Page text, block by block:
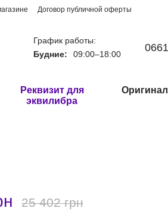
Договор публичной оферты
График работы:
Будние:
09:00–18:00
Реквизит для
эквилибра
25 402 грн